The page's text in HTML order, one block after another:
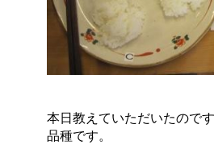
本日教えていただいたので
品種です。